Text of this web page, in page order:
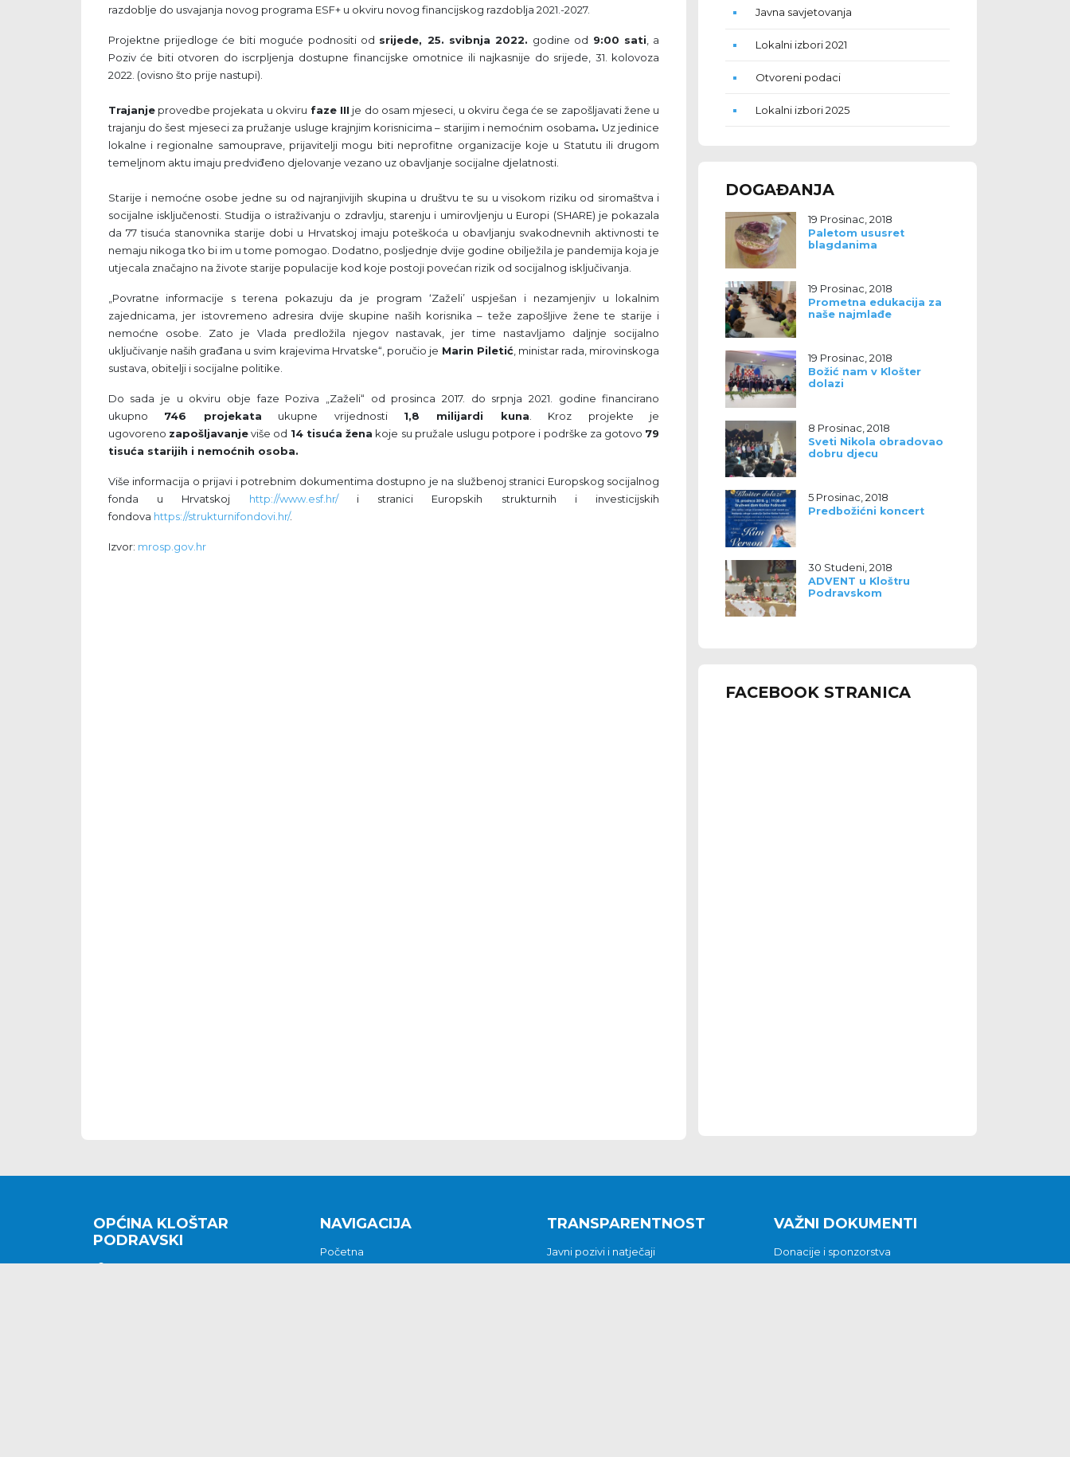
razdoblje do usvajanja novog programa ESF+ u okviru novog financijskog razdoblja 2021.-2027.
Projektne prijedloge će biti moguće podnositi od srijede, 25. svibnja 2022. godine od 9:00 sati, a
Poziv će biti otvoren do iscrpljenja dostupne financijske omotnice ili najkasnije do srijede, 31. kolovoza
2022. (ovisno što prije nastupi).
Trajanjeprovedbe projekata u okviru faze III je do osam mjeseci, u okviru čega će se zapošljavati žene u
trajanju do šest mjeseci za pružanje usluge krajnjim korisnicima – starijim i nemoćnim osobama. Uz jedinice
lokalne i regionalne samouprave, prijavitelji mogu biti neprofitne organizacije koje u Statutu ili drugom
temeljnom aktu imaju predviđeno djelovanje vezano uz obavljanje socijalne djelatnosti.
Starije i nemoćne osobe jedne su od najranjivijih skupina u društvu te su u visokom riziku od siromaštva i
socijalne isključenosti. Studija o istraživanju o zdravlju, starenju i umirovljenju u Europi (SHARE) je pokazala
da 77 tisuća stanovnika starije dobi u Hrvatskoj imaju poteškoća u obavljanju svakodnevnih aktivnosti te
nemaju nikoga tko bi im u tome pomogao. Dodatno, posljednje dvije godine obilježila je pandemija koja je
utjecala značajno na živote starije populacije kod koje postoji povećan rizik od socijalnog isključivanja.
„Povratne informacije s terena pokazuju da je program ‘Zaželi’ uspješan i nezamjenjiv u lokalnim
zajednicama, jer istovremeno adresira dvije skupine naših korisnika – teže zapošljive žene te starije i
nemoćne osobe. Zato je Vlada predložila njegov nastavak, jer time nastavljamo daljnje socijalno
uključivanje naših građana u svim krajevima Hrvatske“, poručio je Marin Piletić, ministar rada, mirovinskoga
sustava, obitelji i socijalne politike.
Do sada je u okviru obje faze Poziva „Zaželi“ od prosinca 2017. do srpnja 2021. godine financirano
ukupno 746 projekata ukupne vrijednosti 1,8 milijardi kuna. Kroz projekte je
ugovoreno zapošljavanjeviše od 14 tisuća žena koje su pružale uslugu potpore i podrške za gotovo 79
tisuća starijih i nemoćnih osoba.
Više informacija o prijavi i potrebnim dokumentima dostupno je na službenoj stranici Europskog socijalnog
fonda u Hrvatskoj http://www.esf.hr/i stranici Europskih strukturnih i investicijskih
fondova https://strukturnifondovi.hr/.
Izvor: mrosp.gov.hr
Javna savjetovanja
Lokalni izbori 2021
Otvoreni podaci
Lokalni izbori 2025
DOGAĐANJA
19 Prosinac, 2018
Paletom ususret
blagdanima
19 Prosinac, 2018
Prometna edukacija za
naše najmlađe
19 Prosinac, 2018
Božić nam v Klošter
dolazi
8 Prosinac, 2018
Sveti Nikola obradovao
dobru djecu
5 Prosinac, 2018
Predbožićni koncert
30 Studeni, 2018
ADVENT u Kloštru
Podravskom
FACEBOOK STRANICA
OPĆINA KLOŠTAR
PODRAVSKI
NAVIGACIJA
Početna
TRANSPARENTNOST
Javni pozivi i natječaji
VAŽNI DOKUMENTI
Donacije i sponzorstva